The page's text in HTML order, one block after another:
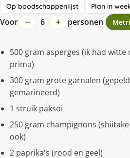
Op boodschappenlijst Plan in
Voor − 6 + personen
500 gram asperges (ik had
prima)
300 gram grote garnalen
gemarineerd)
1 struik paksoi
250 gram champignons
ook)
2 paprika's (rood en geel)